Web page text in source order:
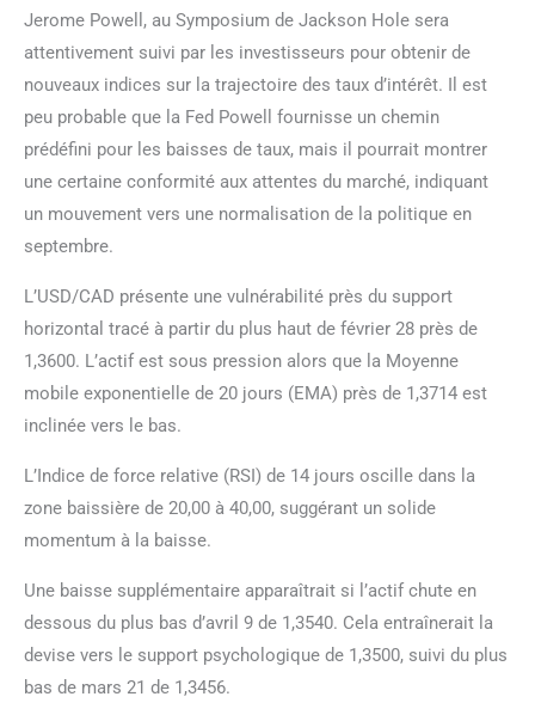
Jerome Powell, au Symposium de Jackson Hole sera
attentivement suivi par les investisseurs pour obtenir de
nouveaux indices sur la trajectoire des taux d’intérêt. Il est
peu probable que la Fed Powell fournisse un chemin
prédéfini pour les baisses de taux, mais il pourrait montrer
une certaine conformité aux attentes du marché, indiquant
un mouvement vers une normalisation de la politique en
septembre.
L’USD/CAD présente une vulnérabilité près du support
horizontal tracé à partir du plus haut de février 28 près de
1,3600. L’actif est sous pression alors que la Moyenne
mobile exponentielle de 20 jours (EMA) près de 1,3714 est
inclinée vers le bas.
L’Indice de force relative (RSI) de 14 jours oscille dans la
zone baissière de 20,00 à 40,00, suggérant un solide
momentum à la baisse.
Une baisse supplémentaire apparaîtrait si l’actif chute en
dessous du plus bas d’avril 9 de 1,3540. Cela entraînerait la
devise vers le support psychologique de 1,3500, suivi du plus
bas de mars 21 de 1,3456.